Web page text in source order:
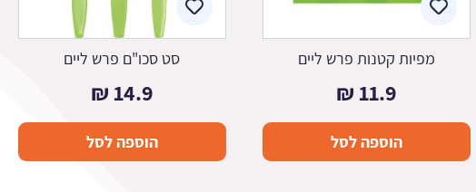
מפיות קטנות פרש ליים
11.9
₪
הוספה לסל
סט סכו"ם פרש ליים
14.9
₪
הוספה לסל